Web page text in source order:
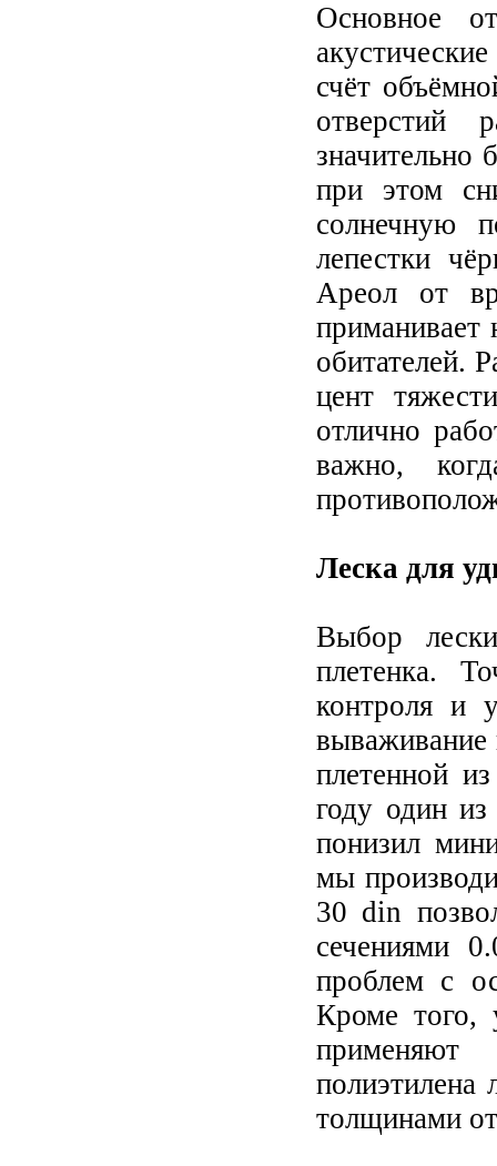
Основное
счёт
отверстий
значительно
при этом
солнечную
лепестки
Ареол от
обитателей.
цент
отлично
важно,
Леска для
Выбор
плетенка.
контроля и
плетенной
году один
понизил
мы
30 din
сечениями
проблем с
Кроме того,
толщинами